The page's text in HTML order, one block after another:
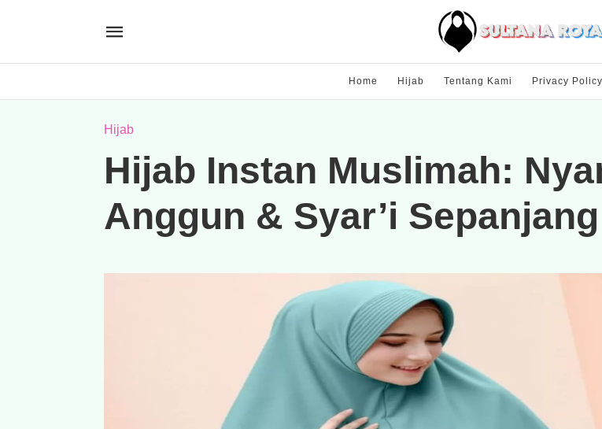
Home Hijab Tentang Kami Privacy Policy
Hijab
Hijab Instan Muslimah:
Anggun & Syar’i